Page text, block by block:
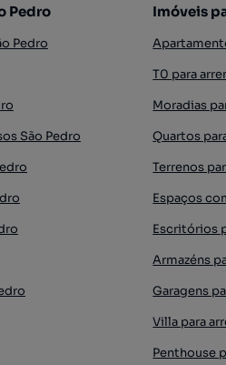
Pedro
Pedro
São Pedro
Imóveis
T0 para
Moradias
Quartos
Terrenos
Espaços
Escritórios
Armazéns
Garagens
Villa para
Penthouse